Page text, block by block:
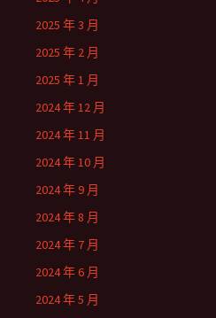
2025 年 3 月
2025 年 2 月
2025 年 1 月
2024 年 12 月
2024 年 11 月
2024 年 10 月
2024 年 9 月
2024 年 8 月
2024 年 7 月
2024 年 6 月
2024 年 5 月